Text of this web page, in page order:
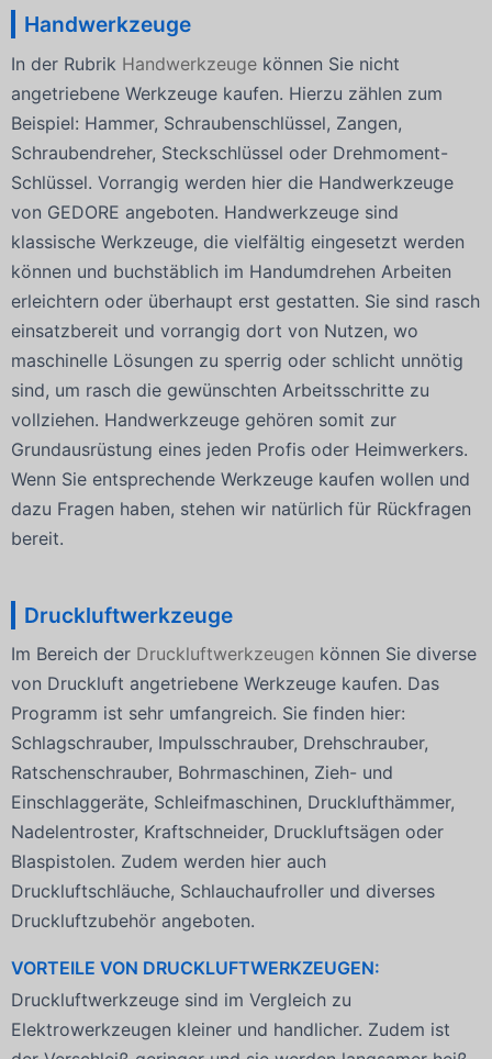
Handwerkzeuge
In der Rubrik Handwerkzeuge können Sie nicht
angetriebene Werkzeuge kaufen. Hierzu zählen zum
Beispiel: Hammer, Schraubenschlüssel, Zangen,
Schraubendreher, Steckschlüssel oder Drehmoment-
Schlüssel. Vorrangig werden hier die Handwerkzeuge
von GEDORE angeboten. Handwerkzeuge sind
klassische Werkzeuge, die vielfältig eingesetzt werden
können und buchstäblich im Handumdrehen Arbeiten
erleichtern oder überhaupt erst gestatten. Sie sind rasch
einsatzbereit und vorrangig dort von Nutzen, wo
maschinelle Lösungen zu sperrig oder schlicht unnötig
sind, um rasch die gewünschten Arbeitsschritte zu
vollziehen. Handwerkzeuge gehören somit zur
Grundausrüstung eines jeden Profis oder Heimwerkers.
Wenn Sie entsprechende Werkzeuge kaufen wollen und
dazu Fragen haben, stehen wir natürlich für Rückfragen
bereit.
Druckluftwerkzeuge
Im Bereich der Druckluftwerkzeugen können Sie diverse
von Druckluft angetriebene Werkzeuge kaufen. Das
Programm ist sehr umfangreich. Sie finden hier:
Schlagschrauber, Impulsschrauber, Drehschrauber,
Ratschenschrauber, Bohrmaschinen, Zieh- und
Einschlaggeräte, Schleifmaschinen, Drucklufthämmer,
Nadelentroster, Kraftschneider, Druckluftsägen oder
Blaspistolen. Zudem werden hier auch
Druckluftschläuche, Schlauchaufroller und diverses
Druckluftzubehör angeboten.
VORTEILE VON DRUCKLUFTWERKZEUGEN:
Druckluftwerkzeuge sind im Vergleich zu
Elektrowerkzeugen kleiner und handlicher. Zudem ist